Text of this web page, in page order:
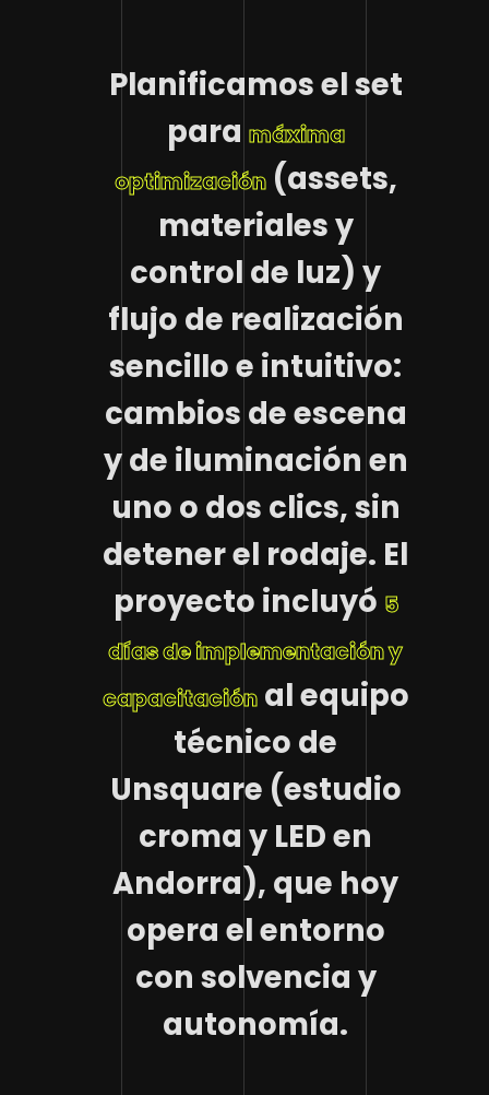
Planificamos el set
para máxima
optimización(assets,
materiales y
control de luz) y
flujo de realización
sencillo e intuitivo:
cambios de escena
y de iluminación en
uno o dos clics, sin
detener el rodaje. El
proyecto incluyó 5
días de implementación y
capacitaciónal equipo
técnico de
Unsquare (estudio
croma y LED en
Andorra), que hoy
opera el entorno
con solvencia y
autonomía.